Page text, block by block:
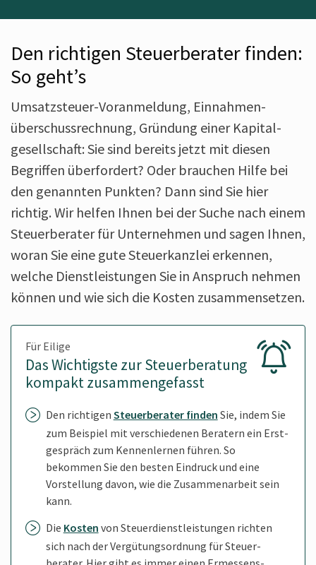
Den richtigen Steuerberater finden:
So geht’s
Umsatzsteuer-Voranmeldung, Einnahmen­
überschuss­rechnung, Gründung einer Kapital­
gesell­schaft: Sie sind bereits jetzt mit diesen
Begriffen über­fordert? Oder brauchen Hilfe bei
den genannten Punkten? Dann sind Sie hier
richtig. Wir helfen Ihnen bei der Suche nach einem
Steuer­berater für Unter­nehmen und sagen Ihnen,
woran Sie eine gute Steuer­kanzlei erkennen,
welche Dienst­leistungen Sie in Anspruch nehmen
können und wie sich die Kosten zusammen­setzen.
Für Eilige
Das Wichtigste zur Steuer­beratung
kompakt zusammen­gefasst
Den richtigen Steuer­berater finden Sie, indem Sie
zum Beispiel mit verschie­denen Beratern ein Erst­
gespräch zum Kennen­lernen führen. So
bekommen Sie den besten Eindruck und eine
Vorstel­lung davon, wie die Zusammen­arbeit sein
kann.
Die Kosten von Steuer­dienst­leistungen richten
sich nach der Vergütungs­ordnung für Steuer­